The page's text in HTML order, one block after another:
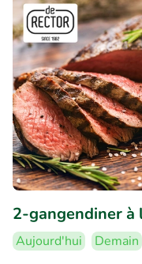
2-gangendiner à
Aujourd'hui Demain